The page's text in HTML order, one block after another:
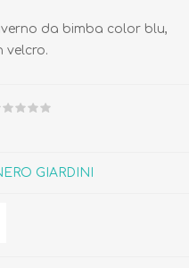
da bimba color blu,
velcro.
GIARDINI